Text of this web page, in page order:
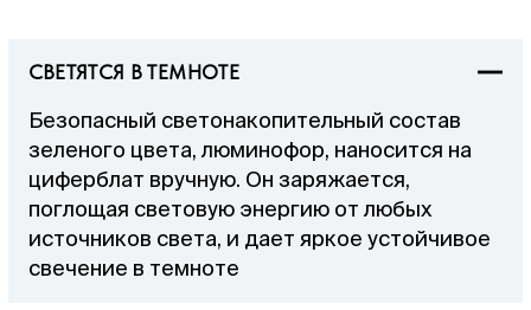
СВЕТЯТСЯ В ТЕМНОТЕ
Безопасный светонакопительный состав
зеленого цвета, люминофор, наносится на
циферблат вручную. Он заряжается,
поглощая световую энергию от любых
источников света, и дает яркое устойчивое
свечение в темноте